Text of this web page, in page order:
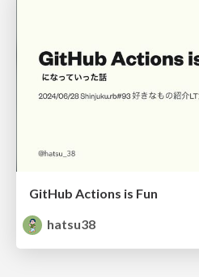
GitHub Actions is Fun
hatsu38